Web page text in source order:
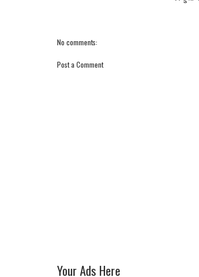
No comments:
Post a Comment
Your Ads Here